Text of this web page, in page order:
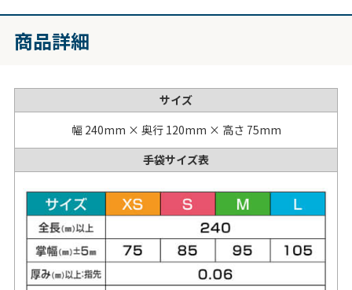
商品詳細
サイズ
幅 240mm × 奥行 120mm × 高さ 75mm
手袋サイズ表